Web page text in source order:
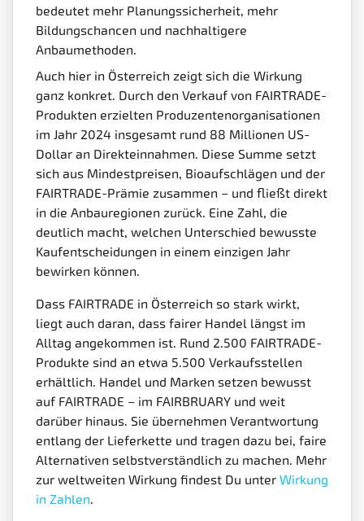
bedeutet mehr Planungssicherheit, mehr
Bildungschancen und nachhaltigere
Anbaumethoden.
Auch hier in Österreich zeigt sich die Wirkung
ganz konkret. Durch den Verkauf von FAIRTRADE-
Produkten erzielten Produzentenorganisationen
im Jahr 2024 insgesamt rund 88 Millionen US-
Dollar an Direkteinnahmen. Diese Summe setzt
sich aus Mindestpreisen, Bioaufschlägen und der
FAIRTRADE-Prämie zusammen – und fließt direkt
in die Anbauregionen zurück. Eine Zahl, die
deutlich macht, welchen Unterschied bewusste
Kaufentscheidungen in einem einzigen Jahr
bewirken können.
Dass FAIRTRADE in Österreich so stark wirkt,
liegt auch daran, dass fairer Handel längst im
Alltag angekommen ist. Rund 2.500 FAIRTRADE-
Produkte sind an etwa 5.500 Verkaufsstellen
erhältlich. Handel und Marken setzen bewusst
auf FAIRTRADE – im FAIRBRUARY und weit
darüber hinaus. Sie übernehmen Verantwortung
entlang der Lieferkette und tragen dazu bei, faire
Alternativen selbstverständlich zu machen. Mehr
zur weltweiten Wirkung findest Du unter Wirkung
in Zahlen.